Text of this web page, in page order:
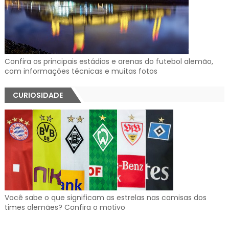
Confira os principais estádios e arenas do futebol alemão,
com informações técnicas e muitas fotos
CURIOSIDADE
Você sabe o que significam as estrelas nas camisas dos
times alemães? Confira o motivo